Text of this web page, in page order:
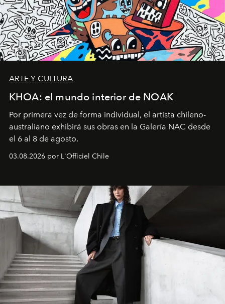
ARTE Y CULTURA
KHOA: el mundo interior de NOAK
Por primera vez de forma individual, el artista chileno-
australiano exhibirá sus obras en la Galería NAC desde
el 6 al 8 de agosto.
03.08.2026 por L'Officiel Chile